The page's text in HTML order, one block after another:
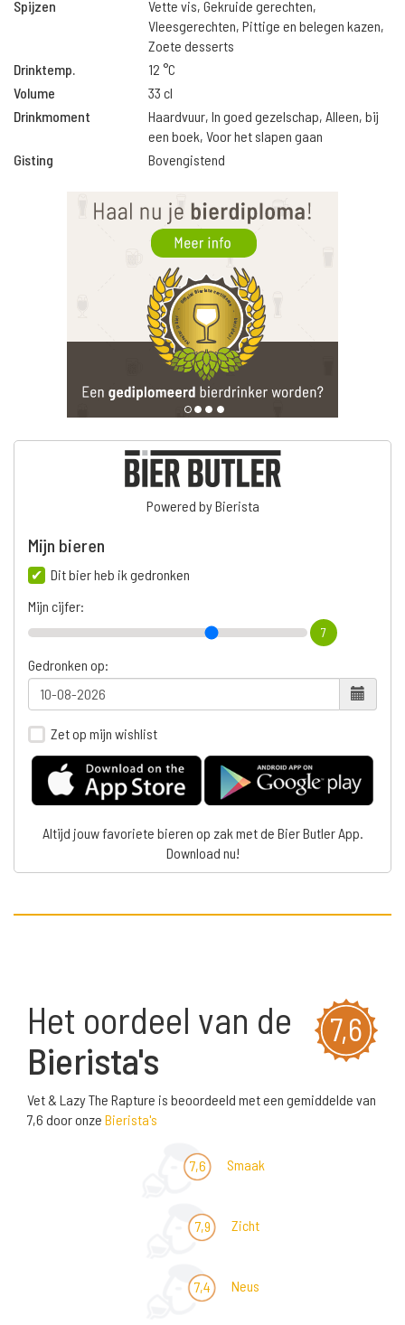
Spijzen
Vette vis, Gekruide gerechten,
Vleesgerechten, Pittige en belegen kazen,
Zoete desserts
Drinktemp.
12 °C
Volume
33 cl
Drinkmoment
Haardvuur, In goed gezelschap, Alleen, bij
een boek, Voor het slapen gaan
Gisting
Bovengistend
Powered by Bierista
Mijn bieren
Dit bier heb ik gedronken
Mijn cijfer:
7
Gedronken op:
Zet op mijn wishlist
Altijd jouw favoriete bieren op zak met de Bier Butler App.
Download nu!
7,6
Het oordeel van de
Bierista's
Vet & Lazy The Rapture is beoordeeld met een gemiddelde van
7,6 door onze Bierista's
7,6 Smaak
7,9 Zicht
7,4 Neus